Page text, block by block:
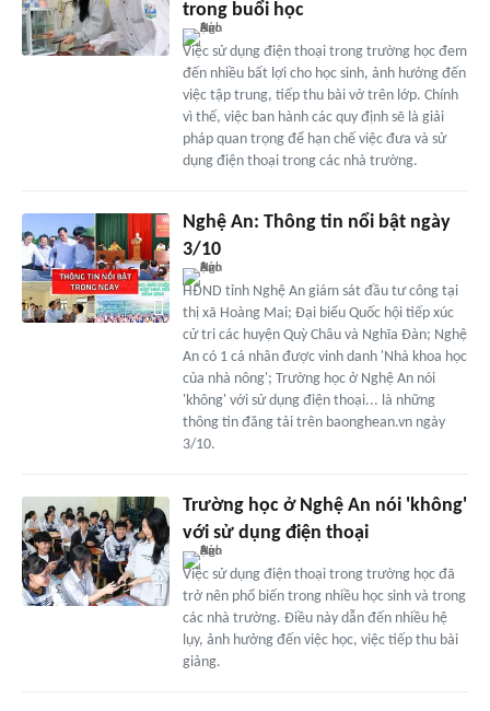
trong buổi học
Việc sử dụng điện thoại trong trường học đem
đến nhiều bất lợi cho học sinh, ảnh hưởng đến
việc tập trung, tiếp thu bài vở trên lớp. Chính
vì thế, việc ban hành các quy định sẽ là giải
pháp quan trọng để hạn chế việc đưa và sử
dụng điện thoại trong các nhà trường.
Nghệ An: Thông tin nổi bật ngày
3/10
HĐND tỉnh Nghệ An giám sát đầu tư công tại
thị xã Hoàng Mai; Đại biểu Quốc hội tiếp xúc
cử tri các huyện Quỳ Châu và Nghĩa Đàn; Nghệ
An có 1 cá nhân được vinh danh 'Nhà khoa học
của nhà nông'; Trường học ở Nghệ An nói
'không' với sử dụng điện thoại... là những
thông tin đăng tải trên baonghean.vn ngày
3/10.
Trường học ở Nghệ An nói 'không'
với sử dụng điện thoại
Việc sử dụng điện thoại trong trường học đã
trở nên phổ biến trong nhiều học sinh và trong
các nhà trường. Điều này dẫn đến nhiều hệ
lụy, ảnh hưởng đến việc học, việc tiếp thu bài
giảng.